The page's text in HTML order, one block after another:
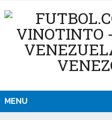
MENU